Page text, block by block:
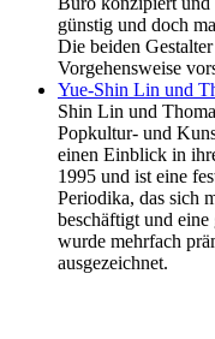
günstig und doch
Die beiden
Vorgehensweise
Yue-Shin Lin und
Shin Lin und
Popkultur- und
einen Einblick in
1995 und ist eine
Periodika, das sich
beschäftigt und
wurde mehrfach
ausgezeichnet.